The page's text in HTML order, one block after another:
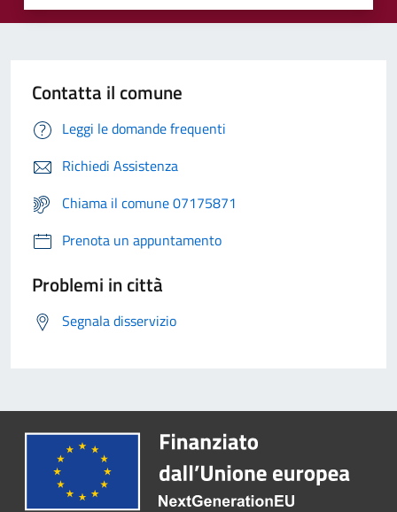
Contatta il comune
Leggi le domande frequenti
Richiedi Assistenza
Chiama il comune 07175871
Prenota un appuntamento
Problemi in città
Segnala disservizio